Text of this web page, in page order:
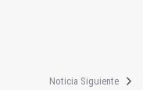
Noticia Siguiente